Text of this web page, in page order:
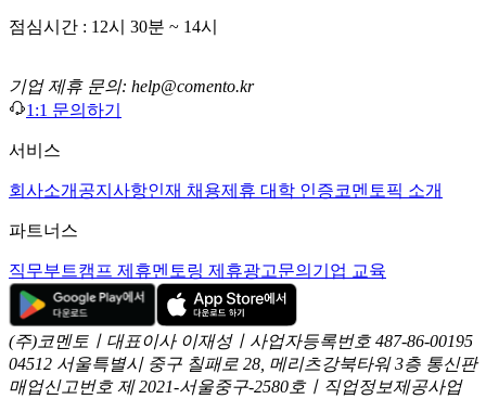
점심시간 : 12시 30분 ~ 14시
기업 제휴 문의: help@comento.kr
1:1 문의하기
서비스
회사소개 공지사항인재 채용제휴 대학 인증코멘토픽 소개
파트너스
직무부트캠프 제휴멘토링 제휴광고문의 기업 교육
(주)코멘토ㅣ대표이사 이재성ㅣ사업자등록번호 487-86-00195
04512 서울특별시 중구 칠패로 28, 메리츠강북타워 3층 통신판
매업신고번호 제 2021-서울중구-2580호ㅣ직업정보제공사업